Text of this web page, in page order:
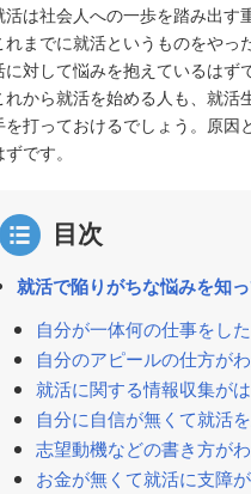
活は社会人への一歩を踏み出す
れまでに就活というものをや
に対して悩みを抱えているはずで
れから就活を始める人も、就
を打っておけるでしょう。原
ずです。
目次
就活で陥りがちな悩みを知
自分が一体何の仕事をし
自分のアピールの仕方が
就活に関する情報収集が
自分に自信が無くて就活
志望動機などの書き方が
お金が無くて就活に支障